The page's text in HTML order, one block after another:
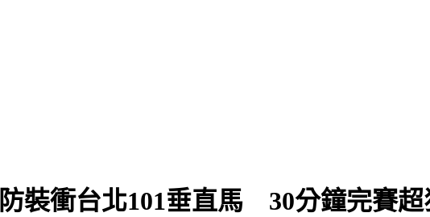
裝衝台北101垂直馬 30分鐘完賽超